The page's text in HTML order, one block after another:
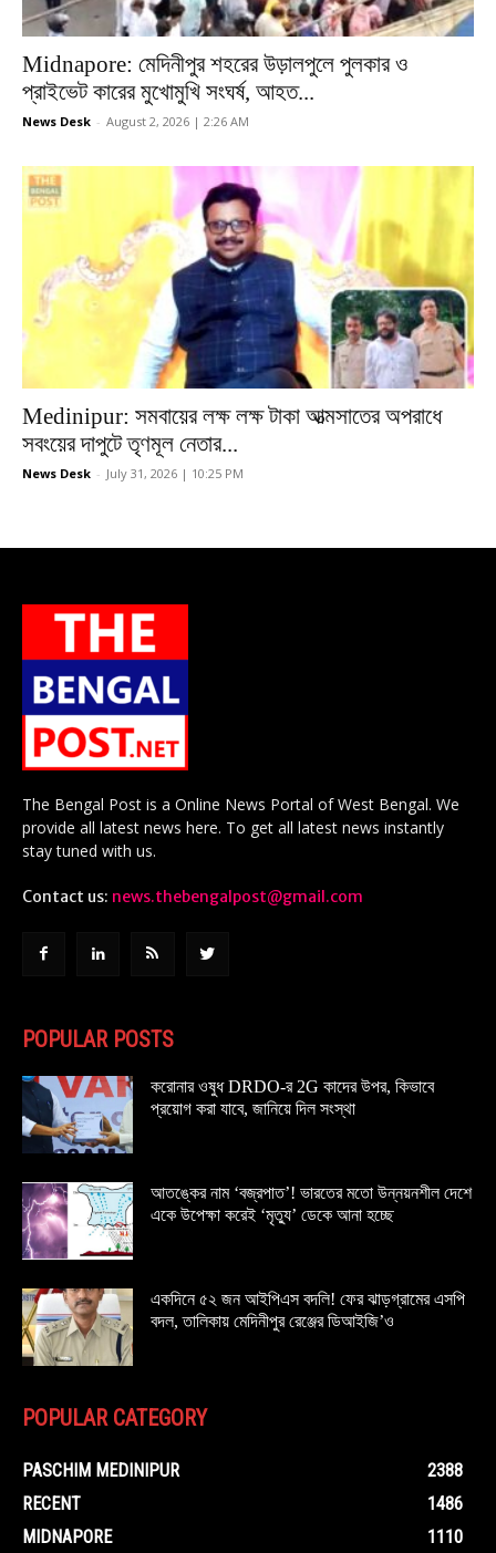
Midnapore: মেদিনীপুর শহরের উড়ালপুলে পুলকার ও
প্রাইভেট কারের মুখোমুখি সংঘর্ষ, আহত...
News Desk - August 2, 2026 | 2:26 AM
Medinipur: সমবায়ের লক্ষ লক্ষ টাকা আত্মসাতের অপরাধে
সবংয়ের দাপুটে তৃণমূল নেতার...
News Desk - July 31, 2026 | 10:25 PM
The Bengal Post is a Online News Portal of West Bengal. We
provide all latest news here. To get all latest news instantly
stay tuned with us.
Contact us: news.thebengalpost@gmail.com
POPULAR POSTS
করোনার ওষুধ DRDO-র 2G কাদের উপর, কিভাবে
প্রয়োগ করা যাবে, জানিয়ে দিল সংস্থা
আতঙ্কের নাম ‘বজ্রপাত’! ভারতের মতো উন্নয়নশীল দেশে
একে উপেক্ষা করেই ‘মৃত্যু’ ডেকে আনা হচ্ছে
একদিনে ৫২ জন আইপিএস বদলি! ফের ঝাড়গ্রামের এসপি
বদল, তালিকায় মেদিনীপুর রেঞ্জের ডিআইজি’ও
POPULAR CATEGORY
PASCHIM MEDINIPUR
2388
RECENT
1486
MIDNAPORE
1110